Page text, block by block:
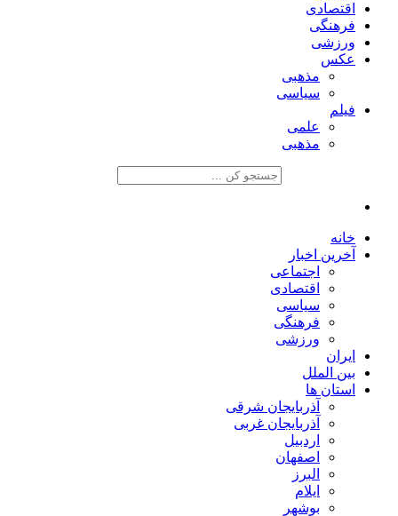
اقتصادی
فرهنگی
ورزشی
عکس
مذهبی
سیاسی
فیلم
علمی
مذهبی
خانه
آخرین اخبار
اجتماعی
اقتصادی
سیاسی
فرهنگی
ورزشی
ایران
بین الملل
استان ها
آذربایجان شرقی
آذربایجان غربی
اردبیل
اصفهان
البرز
ایلام
بوشهر